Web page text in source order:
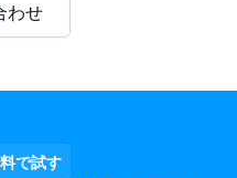
わせ
で試す